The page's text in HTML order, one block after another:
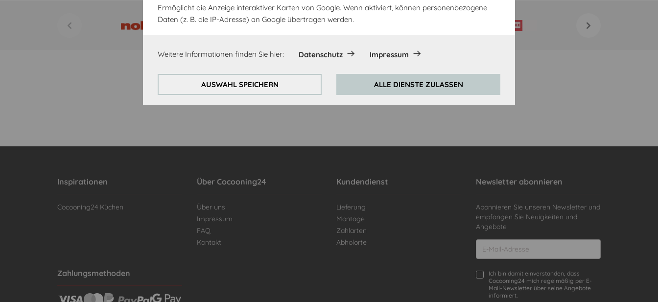
Ermöglicht die Anzeige interaktiver Karten von Google. Wenn aktiviert, können personenbezogene
Daten (z. B. die IP-Adresse) an Google übertragen werden.
Weitere Informationen finden Sie hier: Datenschutz Impressum
AUSWAHL SPEICHERN ALLE DIENSTE ZULASSEN
Inspirationen
Cocooning24 Küchen
Über Cocooning24
Über uns
Impressum
FAQ
Kontakt
Kundendienst
Lieferung
Montage
Zahlarten
Abholorte
Newsletter abonnieren
Abonnieren Sie unseren Newsletter und
empfangen Sie Neuigkeiten und
Angebote
Ich bin damit einverstanden, dass
Cocooning24 mich regelmäßig per E-
Mail-Newsletter über seine Angebote
informiert.
Zahlungsmethoden